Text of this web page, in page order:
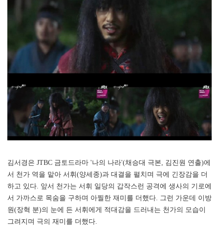
김서경은 JTBC 금토드라마 '나의 나라'(채승대 극본, 김진원 연출)에
서 천가 역을 맡아 서휘(양세종)과 대결을 펼치며 극에 긴장감을 더
하고 있다. 앞서 천가는 서휘 일당의 갑작스런 공격에 생사의 기로에
서 가까스로 목숨을 구하며 아찔한 재미를 더했다. 그런 가운데 이방
원(장혁 분)의 눈에 든 서휘에게 적대감을 드러내는 천가의 모습이
그려지며 극의 재미를 더했다.